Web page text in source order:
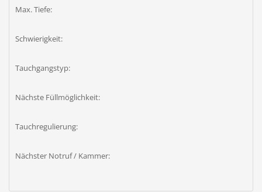
Max. Tiefe:
Schwierigkeit:
Tauchgangstyp:
Nächste Füllmöglichkeit:
Tauchregulierung:
Nächster Notruf / Kammer: